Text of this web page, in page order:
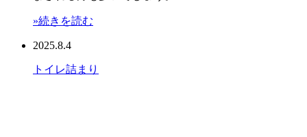
»続きを読む
2025.8.4
トイレ詰まり